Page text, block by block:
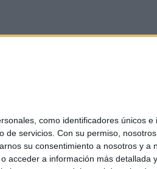
como identificadores únicos
de servicios. Con su permiso,
su consentimiento a nosotros y a
acceder a información más detallada
de cookies